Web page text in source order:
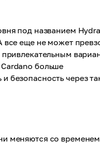
под названием
все еще не может
привлекательным
больше
безопасность через
меняются со